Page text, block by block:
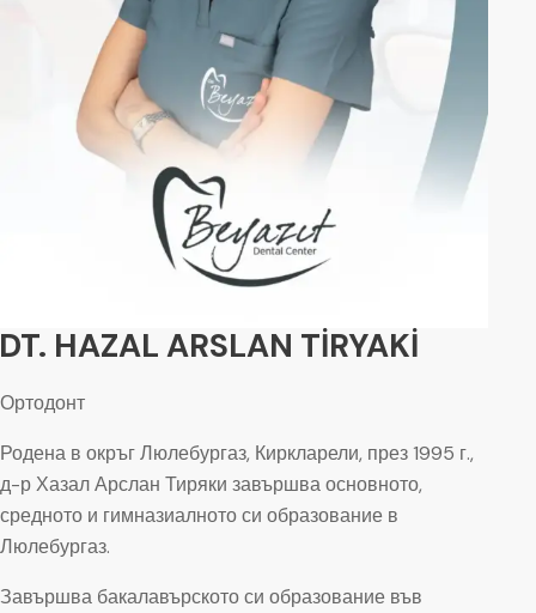
DT. HAZAL ARSLAN TİRYAKİ
Ортодонт
Родена в окръг Люлебургаз, Киркларели, през 1995 г.,
д-р Хазал Арслан Тиряки завършва основното,
средното и гимназиалното си образование в
Люлебургаз.
Завършва бакалавърското си образование във